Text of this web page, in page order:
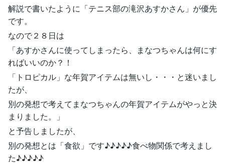
解説で書いたように「テニス部の滝沢あすかさん」が優先
です。
なので２８日は
「あすかさんに使ってしまったら、まなつちゃんは何にす
ればいいのか？！
「トロピカル」な年賀アイテムは無いし・・・と迷いまし
たが、
別の発想で考えてまなつちゃんの年賀アイテムがやっと決
まりました。」
と予告しましたが、
別の発想とは「食欲」です♪♪♪♪♪食べ物関係で考えまし
た♪♪♪♪♪